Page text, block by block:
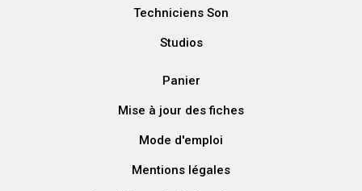
Techniciens Son
Studios
Panier
Mise à jour des fiches
Mode d'emploi
Mentions légales